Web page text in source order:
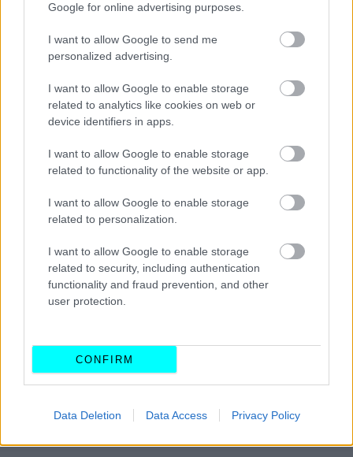
Google for online advertising purposes.
I want to allow Google to send me
personalized advertising.
I want to allow Google to enable storage
related to analytics like cookies on web or
device identifiers in apps.
I want to allow Google to enable storage
related to functionality of the website or app.
I want to allow Google to enable storage
related to personalization.
I want to allow Google to enable storage
related to security, including authentication
functionality and fraud prevention, and other
user protection.
CONFIRM
Data Deletion Data Access Privacy Policy
Διαβάστε επίσης: